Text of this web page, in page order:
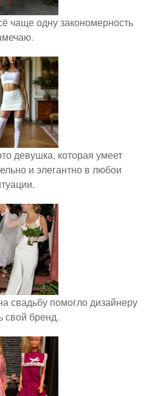
чаще одну закономерность
девушка, которая умеет
и элегантно в любои
свадьбу помогло дизайнеру
свой бренд.